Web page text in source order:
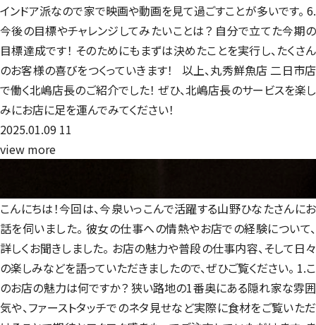
インドア派なので家で映画や動画を見て過ごすことが多いです。 6.
今後の目標やチャレンジしてみたいことは？ 自分で立てた今期の
目標達成です！ そのためにもまずは決めたことを実行し、たくさん
のお客様の喜びをつくっていきます！ 以上、丸秀鮮魚店 二日市店
で働く北嶋店長のご紹介でした！ ぜひ、北嶋店長のサービスを楽し
みにお店に足を運んでみてください！
2025.01.09 11
view more
こんにちは！今回は、今泉いっこんで活躍する山野ひなたさんにお
話を伺いました。 彼女の仕事への情熱やお店での経験について、
詳しくお聞きしました。 お店の魅力や普段の仕事内容、そして日々
の楽しみなどを語っていただきましたので、ぜひご覧ください。 1.こ
のお店の魅力は何ですか？ 狭い路地の1番奥にある隠れ家な雰囲
気や、ファーストタッチでのネタ見せなど実際に食材をご覧いただ